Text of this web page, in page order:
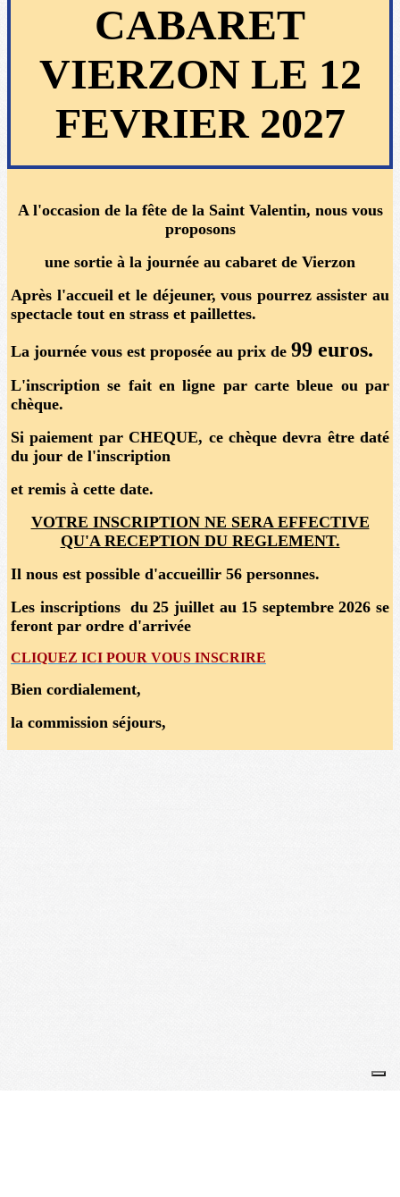
CABARET
VIERZON LE 12
FEVRIER 2027
A l'occasion de la fête de la Saint Valentin, nous vous
proposons
une sortie à la journée au cabaret de Vierzon
Après l'accueil et le déjeuner, vous pourrez assister au
spectacle tout en strass et paillettes.
La journée vous est proposée au prix de 99 euros.
L'inscription se fait en ligne par carte bleue ou par
chèque.
Si paiement par CHEQUE, ce chèque devra être daté
du jour de l'inscription
et remis à cette date.
VOTRE INSCRIPTION NE SERA EFFECTIVE
QU'A RECEPTION DU REGLEMENT.
Il nous est possible d'accueillir 56 personnes.
Les inscriptions du 25 juillet au 15 septembre 2026 se
feront par ordre d'arrivée
CLIQUEZ ICI POUR VOUS INSCRIRE
Bien cordialement,
la commission séjours,